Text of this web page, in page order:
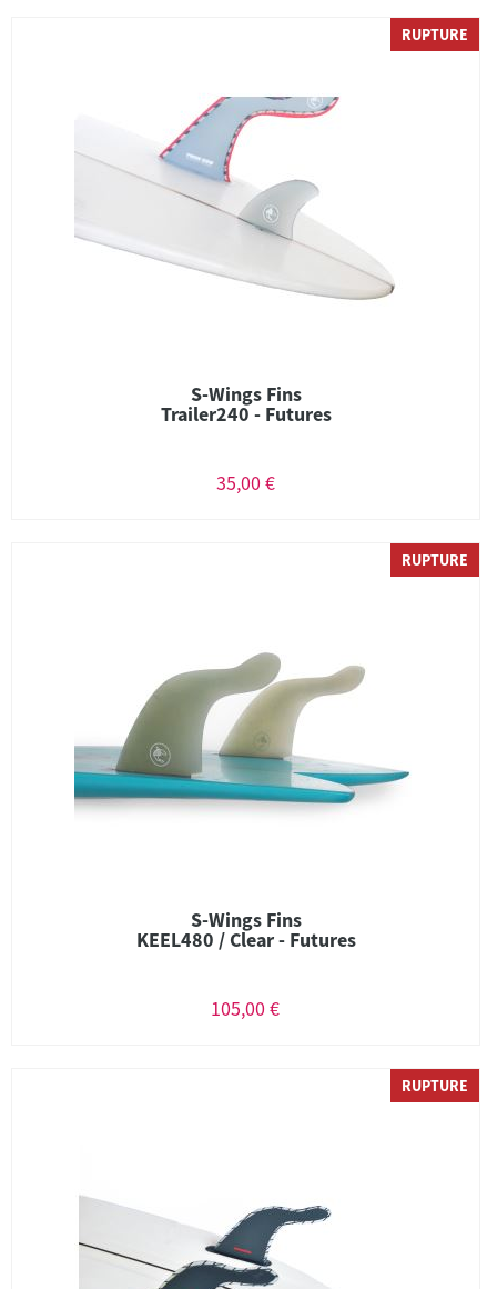
RUPTURE
S-Wings Fins
Trailer240 - Futures
35,00 €
RUPTURE
S-Wings Fins
KEEL480 / Clear - Futures
105,00 €
RUPTURE